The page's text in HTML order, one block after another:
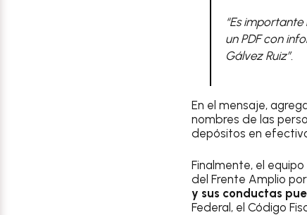
“Es
un PDF con
Gálvez Ruiz”.
En el mensaje,
nombres de las
depósitos en
Finalmente, el
del Frente Amplio
y sus conductas
Federal, el Código